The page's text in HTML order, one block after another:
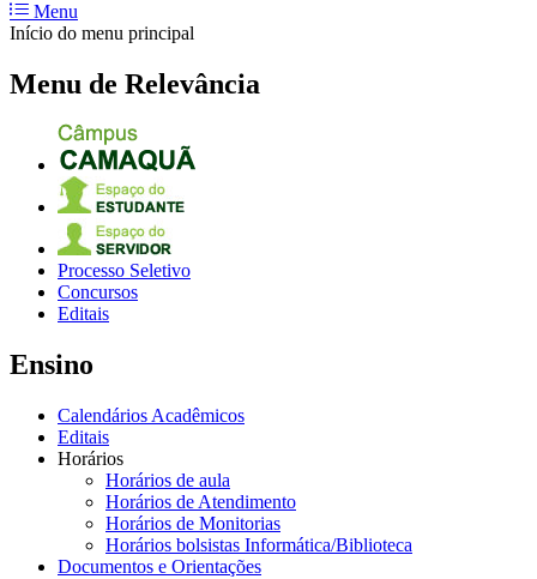
Menu
Início do menu principal
Menu de Relevância
Processo Seletivo
Concursos
Editais
Ensino
Calendários Acadêmicos
Editais
Horários
Horários de aula
Horários de Atendimento
Horários de Monitorias
Horários bolsistas Informática/Biblioteca
Documentos e Orientações